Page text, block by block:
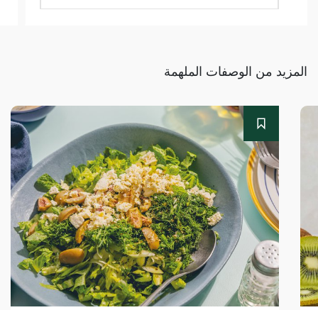
المزيد من الوصفات الملهمة